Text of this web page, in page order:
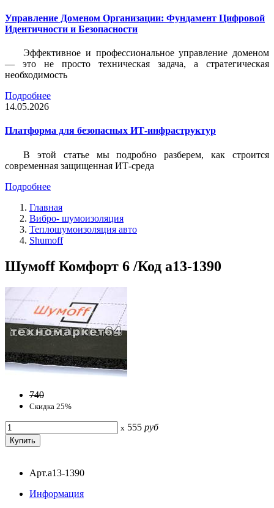
Управление Доменом Организации: Фундамент Цифровой
Идентичности и Безопасности
Эффективное и профессиональное управление доменом
— это не просто техническая задача, а стратегическая
необходимость
Подробнее
14.05.2026
Платформа для безопасных ИТ-инфраструктур
В этой статье мы подробно разберем, как строится
современная защищенная ИТ-среда
Подробнее
Главная
Вибро- шумоизоляция
Теплошумоизоляция авто
Shumoff
Шумоff Комфорт 6 /Код a13-1390
740
Скидка 25%
x 555 руб
Арт.a13-1390
Информация